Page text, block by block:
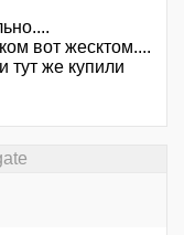
вот жесктом....
тут же купили